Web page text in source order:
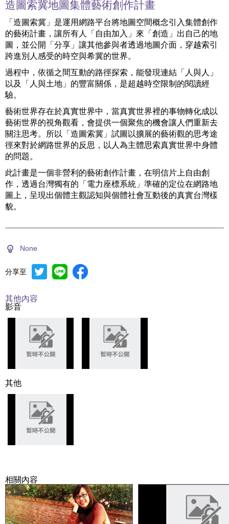
造圖索冀地圖集體藝術創作計畫
「造圖索冀」是運用網路平台將地圖空間概念引入集體創作
的藝術計畫，讓所有人「自由加入」來「創造」出自己的地
圖，並公開「分享」讓其他參與者透過地圖介面，穿越索引
跨進別人感受的時空與希冀的世界。
過程中，依循之間互動的路徑探索，能發現連結「人與人」
以及「人與土地」的豐富關係，是超越時空限制的閱讀經
驗。
藝術世界存在於真實世界中，當真實世界裡的事物轉化成以
藝術世界的視角觀看，會提供一個聚焦的機會讓人們重新去
關注思考。所以「造圖索冀」試圖以擴展的藝術觀的思考途
徑來對於網路世界的反思，以人為主體思索真實世界中身體
的問題。
此計畫是一個非營利的藝術創作計畫，在明信片上自由創
作，透過台灣獨有的「電力座標系統」準確的定位在網路地
圖上，呈現出個體主觀認知與個體社會互動後的真實台灣樣
貌。
分享至
None
其他內容
影音
其他
相關內容